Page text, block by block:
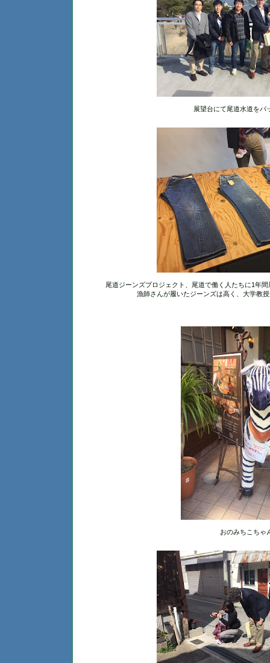
展望台にて尾道水道をバ
尾道ジーンズプロジェクト、尾道で働く人たちに1年
漁師さんが履いたジーンズは高く、大学教
おのみちこちゃ